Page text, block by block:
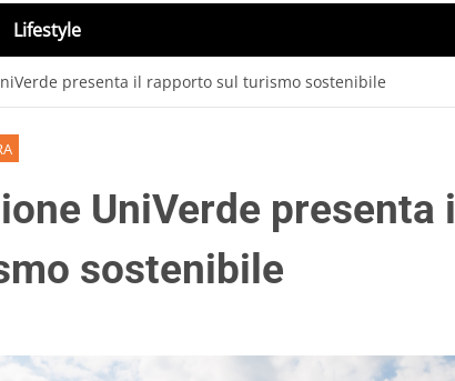
Lifestyle
presenta il rapporto sul turismo sostenibile
UniVerde presenta il
sostenibile